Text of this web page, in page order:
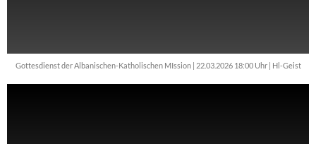
Gottesdienst der Albanischen-Katholischen MIssion | 22.03.2026 18:00 Uhr | Hl-Geist